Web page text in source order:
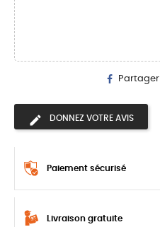
Partager
DONNEZ VOTRE AVIS
Paiement sécurisé
Livraison gratuite